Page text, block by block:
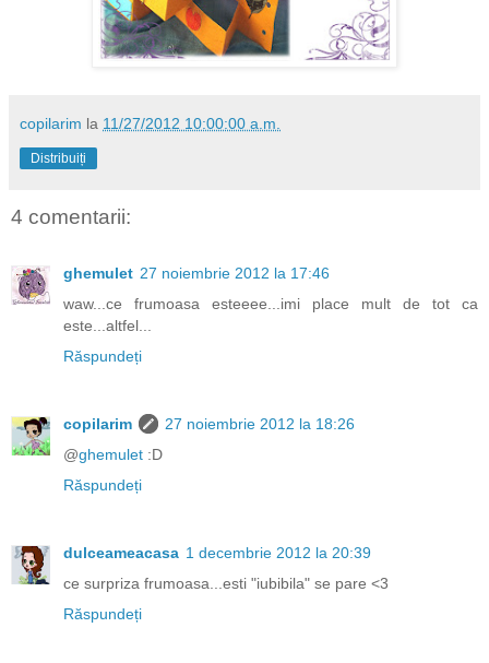
copilarim la 11/27/2012 10:00:00 a.m.
Distribuiți
4 comentarii:
ghemulet 27 noiembrie 2012 la 17:46
waw...ce frumoasa esteeee...imi place mult de tot ca
este...altfel...
Răspundeți
copilarim
27 noiembrie 2012 la 18:26
@ghemulet :D
Răspundeți
dulceameacasa 1 decembrie 2012 la 20:39
ce surpriza frumoasa...esti "iubibila" se pare <3
Răspundeți